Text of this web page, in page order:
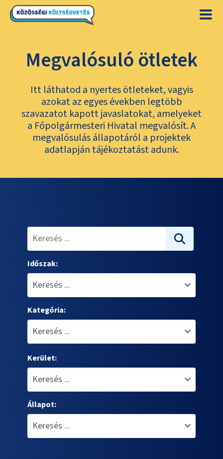
Megvalósuló ötletek
Itt láthatod a nyertes ötleteket, vagyis
azokat az egyes években legtöbb
szavazatot kapott javaslatokat, amelyeket
a Főpolgármesteri Hivatal megvalósít. A
megvalósulás állapotáról a projektek
adatlapján tájékoztatást adunk.
Időszak:
Kategória:
Kerület:
Állapot: